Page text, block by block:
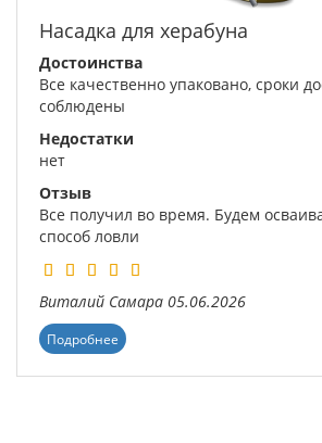
Насадка для херабуна
Достоинства
Все качественно упаковано, сроки
соблюдены
Недостатки
нет
Отзыв
Все получил во время. Будем
способ ловли
Виталий Самара 05.06.2026
Подробнее